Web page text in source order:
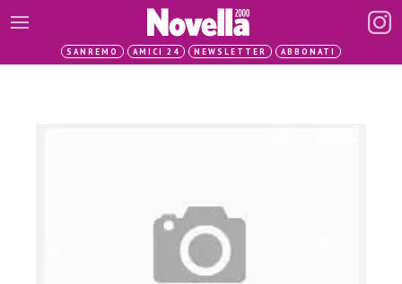
SANREMO AMICI 24 NEWSLETTER ABBONATI